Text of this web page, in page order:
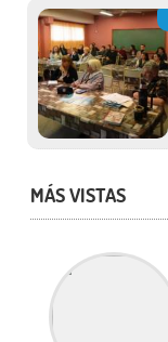
MÁS VISTAS